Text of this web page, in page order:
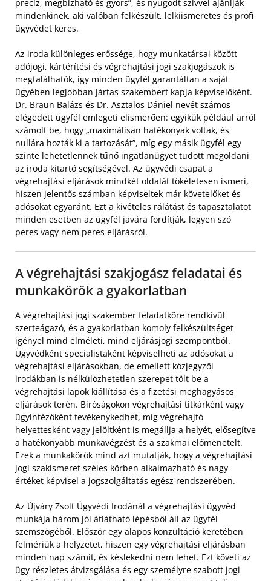
precíz, megbízható és gyors”, és nyugodt szívvel ajánlják
mindenkinek, aki valóban felkészült, lelkiismeretes és profi
ügyvédet keres.
Az iroda különleges erőssége, hogy munkatársai között
adójogi, kártérítési és végrehajtási jogi szakjogászok is
megtalálhatók, így minden ügyfél garantáltan a saját
ügyében legjobban jártas szakembert kapja képviselőként.
Dr. Braun Balázs és Dr. Asztalos Dániel nevét számos
elégedett ügyfél emlegeti elismerően: egyikük például arról
számolt be, hogy „maximálisan hatékonyak voltak, és
nullára hozták ki a tartozását”, míg egy másik ügyfél egy
szinte lehetetlennek tűnő ingatlanügyet tudott megoldani
az iroda kitartó segítségével. Az ügyvédi csapat a
végrehajtási eljárások mindkét oldalát tökéletesen ismeri,
hiszen jelentős számban képviseltek már követelőket és
adósokat egyaránt. Ezt a kivételes rálátást és tapasztalatot
minden esetben az ügyfél javára fordítják, legyen szó
peres vagy nem peres eljárásról.
A végrehajtási szakjogász feladatai és
munkakörök a gyakorlatban
A végrehajtási jogi szakember feladatköre rendkívül
szerteágazó, és a gyakorlatban komoly felkészültséget
igényel mind elméleti, mind eljárásjogi szempontból.
Ügyvédként specialistaként képviselheti az adósokat a
végrehajtási eljárásokban, de emellett közjegyzői
irodákban is nélkülözhetetlen szerepet tölt be a
végrehajtási lapok kiállítása és a fizetési meghagyásos
eljárások terén. Bíróságokon végrehajtási titkárként vagy
ügyintézőként tevékenykedhet, míg végrehajtó
helyettesként vagy jelöltként is megállja a helyét, elősegítve
a hatékonyabb munkavégzést és a szakmai előmenetelt.
Ezek a munkakörök mind azt mutatják, hogy a végrehajtási
jogi szakismeret széles körben alkalmazható és nagy
értéket képvisel a jogszolgáltatás egész rendszerében.
Az Újváry Zsolt Ügyvédi Irodánál a végrehajtási ügyvéd
munkája három jól átlátható lépésből áll az ügyfél
szemszögéből. Először egy alapos konzultáció keretében
felmériük a helyzetet, hiszen egy végrehajtási eljárásban
minden nap számít, és késlekedni nem lehet. Ezt követi az
ügy részletes átvizsgálása és egy személyre szabott jogi